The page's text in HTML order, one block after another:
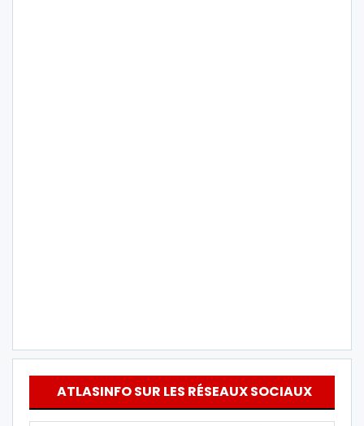
ATLASINFO SUR LES RÉSEAUX SOCIAUX